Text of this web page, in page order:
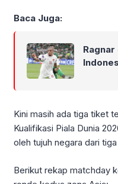
Baca Juga:
Kini masih ada tiga tiket
Kualifikasi Piala Dunia
oleh tujuh negara dari
Berikut rekap matchday